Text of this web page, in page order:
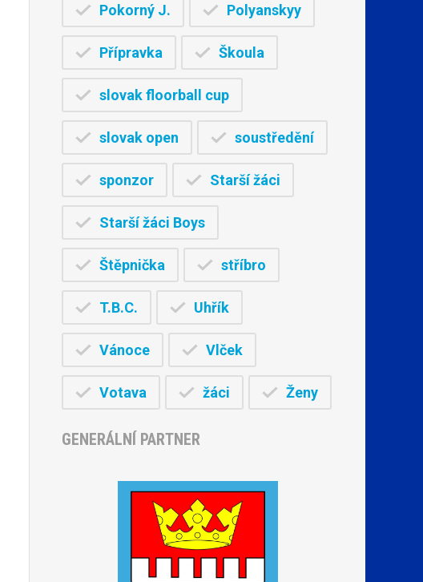
Pokorný J. Polyanskyy
Přípravka Škoula
slovak floorball cup
slovak open soustředění
sponzor Starší žáci
Starší žáci Boys
Štěpnička stříbro
T.B.C. Uhřík
Vánoce Vlček
Votava žáci Ženy
GENERÁLNÍ PARTNER